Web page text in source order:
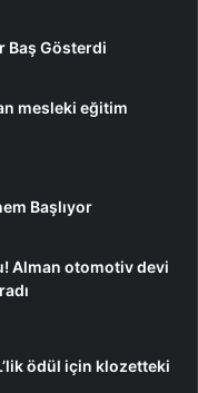
Baş Gösterdi
mesleki eğitim
Başlıyor
Alman otomotiv devi
ödül için klozetteki